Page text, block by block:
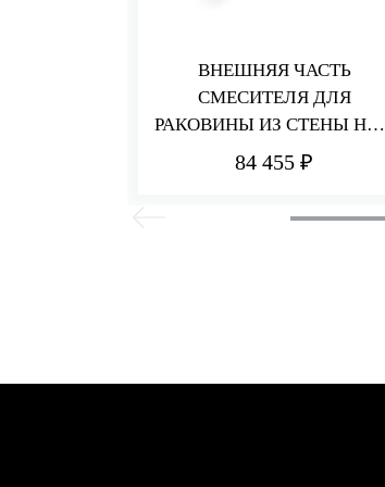
ВНЕШНЯЯ ЧАСТЬ
СМЕСИТЕЛЯ ДЛЯ
РАКОВИНЫ ИЗ СТЕНЫ НА 3
ОТВЕРСТИЯ 173 ММ HEDO
84 455 ₽